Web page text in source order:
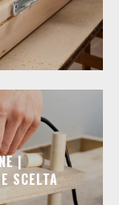
|
SCELTA